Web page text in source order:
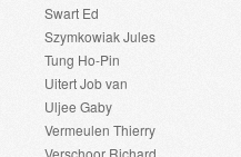
Swart Ed
Szymkowiak Jules
Tung Ho-Pin
Uitert Job van
Uljee Gaby
Vermeulen Thierry
Verschoor Richard